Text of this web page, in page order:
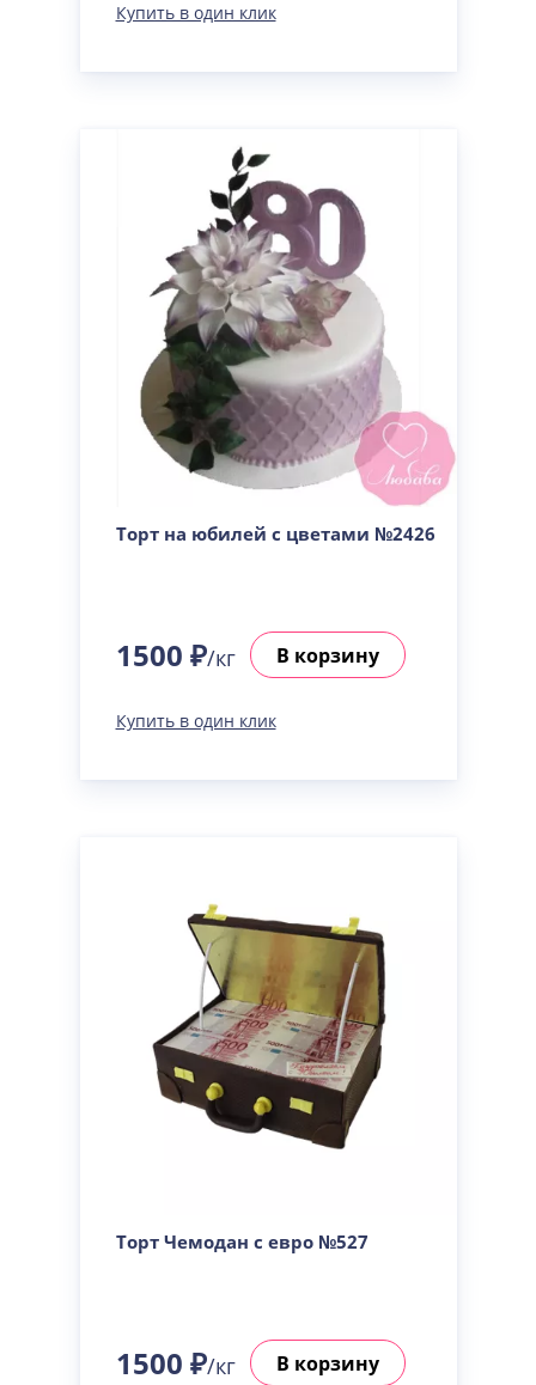
Купить в один клик
Торт на юбилей с цветами №2426
1500 ₽/кг В корзину
Купить в один клик
Торт Чемодан с евро №527
1500 ₽/кг В корзину